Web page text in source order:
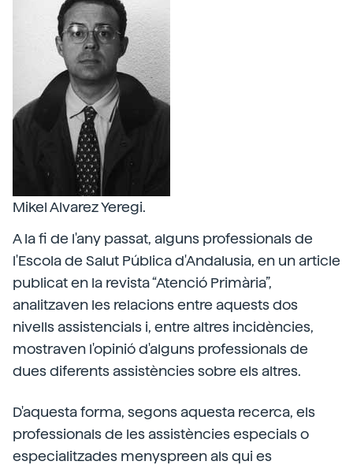
Mikel Alvarez Yeregi.
A la fi de l'any passat, alguns professionals de
l'Escola de Salut Pública d'Andalusia, en un article
publicat en la revista “Atenció Primària”,
analitzaven les relacions entre aquests dos
nivells assistencials i, entre altres incidències,
mostraven l'opinió d'alguns professionals de
dues diferents assistències sobre els altres.
D'aquesta forma, segons aquesta recerca, els
professionals de les assistències especials o
especialitzades menyspreen als qui es